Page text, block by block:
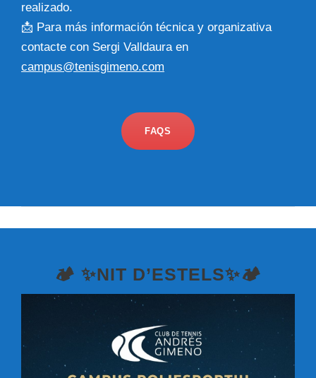
realizado.
📩 Para más información técnica y organizativa
contacte con Sergi Valldaura en
campus@tenisgimeno.com
FAQS
🏕️ ✨NIT D’ESTELS✨🏕️